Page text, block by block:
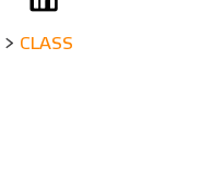
> CLASS